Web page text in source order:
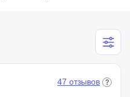
47 отзывов